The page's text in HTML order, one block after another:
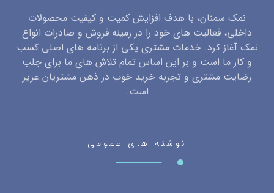
نمک سمنان، با هدف افزایش کمیت و کیفیت محصولات
داخلی، فعالیت های خود را در زمینه فروش و صادرات انواع
نمک آغاز کرد. خدمات مشتری یکی از برنامه های اصلی کسب
و کار ما است و بر این اساس تمام تلاش های ما برای جلب
رضایت مشتری و تجربه خرید خوب در ذهن مشتریان عزیز
است.
نوشته های عمومی